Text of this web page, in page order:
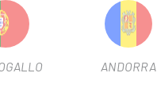
ANDORRA